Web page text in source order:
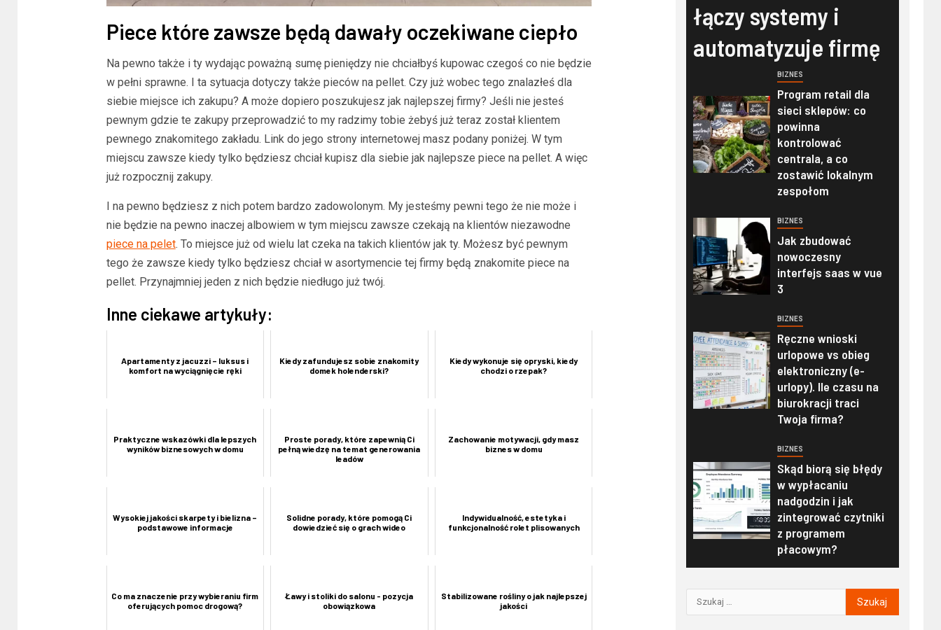
Piece które zawsze będą dawały oczekiwane ciepło
Na pewno także i ty wydając poważną sumę pieniędzy nie chciałbyś kupowac czegoś co nie będzie
w pełni sprawne. I ta sytuacja dotyczy także pieców na pellet. Czy już wobec tego znalazłeś dla
siebie miejsce ich zakupu? A może dopiero poszukujesz jak najlepszej firmy? Jeśli nie jesteś
pewnym gdzie te zakupy przeprowadzić to my radzimy tobie żebyś już teraz został klientem
pewnego znakomitego zakładu. Link do jego strony internetowej masz podany poniżej. W tym
miejscu zawsze kiedy tylko będziesz chciał kupisz dla siebie jak najlepsze piece na pellet. A więc
już rozpocznij zakupy.
I na pewno będziesz z nich potem bardzo zadowolonym. My jesteśmy pewni tego że nie może i
nie będzie na pewno inaczej albowiem w tym miejscu zawsze czekają na klientów niezawodne
piece na pelet. To miejsce już od wielu lat czeka na takich klientów jak ty. Możesz być pewnym
tego że zawsze kiedy tylko będziesz chciał w asortymencie tej firmy będą znakomite piece na
pellet. Przynajmniej jeden z nich będzie niedługo już twój.
Inne ciekawe artykuły:
Apartamenty z jacuzzi – luksus i
komfort na wyciągnięcie ręki
Kiedy zafundujesz sobie znakomity
domek holenderski?
Kiedy wykonuje się opryski, kiedy
chodzi o rzepak?
Praktyczne wskazówki dla lepszych
wyników biznesowych w domu
Proste porady, które zapewnią Ci
pełną wiedzę na temat generowania
leadów
Zachowanie motywacji, gdy masz
biznes w domu
Wysokiej jakości skarpety i bielizna –
podstawowe informacje
Solidne porady, które pomogą Ci
dowiedzieć się o grach wideo
Indywidualność, estetyka i
funkcjonalność rolet plisowanych
Co ma znaczenie przy wybieraniu firm
oferujących pomoc drogową?
Ławy i stoliki do salonu - pozycja
obowiązkowa
Stabilizowane rośliny o jak najlepszej
jakości
łączy systemy i
automatyzuje firmę
BIZNES
Program retail dla
sieci sklepów: co
powinna
kontrolować
centrala, a co
zostawić lokalnym
zespołom
BIZNES
Jak zbudować
nowoczesny
interfejs saas w vue
3
BIZNES
Ręczne wnioski
urlopowe vs obieg
elektroniczny (e-
urlopy). Ile czasu na
biurokracji traci
Twoja firma?
BIZNES
Skąd biorą się błędy
w wypłacaniu
nadgodzin i jak
zintegrować czytniki
z programem
płacowym?